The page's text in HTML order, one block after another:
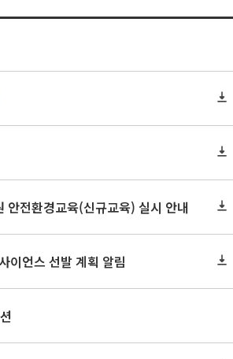
안전환경교육(신규교육) 실시 안내
이언스 선발 계획 알림